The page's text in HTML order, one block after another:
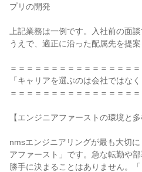
プリの開発
上記業務は一例です。入社前の面
うえで、適正に沿った配属先を提案
＝＝＝＝＝＝＝＝＝＝＝＝＝＝＝＝
「キャリアを選ぶのは会社ではなく
＝＝＝＝＝＝＝＝＝＝＝＝＝＝＝＝
【エンジニアファーストの環境と多
nmsエンジニアリングが最も大切
アファースト」です。急な転勤や
勝手に決まることはありません。